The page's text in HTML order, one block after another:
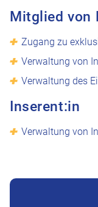
Mitglied von
Zugang zu
Verwaltung von
Verwaltung des
Inserent:in
Verwaltung von